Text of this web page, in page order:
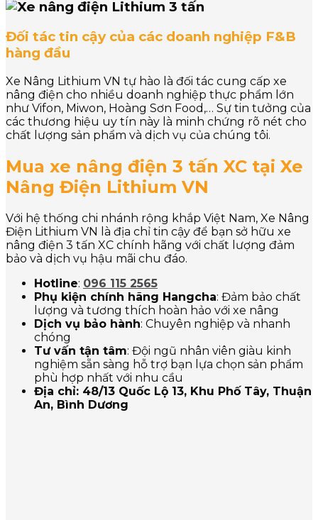
Đối tác tin cậy của các doanh nghiệp F&B
hàng đầu
Xe Nâng Lithium VN tự hào là đối tác cung cấp xe
nâng điện cho nhiều doanh nghiệp thực phẩm lớn
như Vifon, Miwon, Hoàng Sơn Food,… Sự tin tưởng của
các thương hiệu uy tín này là minh chứng rõ nét cho
chất lượng sản phẩm và dịch vụ của chúng tôi.
Mua xe nâng điện 3 tấn XC tại Xe
Nâng Điện Lithium VN
Với hệ thống chi nhánh rộng khắp Việt Nam, Xe Nâng
Điện Lithium VN là địa chỉ tin cậy để bạn sở hữu xe
nâng điện 3 tấn XC chính hãng với chất lượng đảm
bảo và dịch vụ hậu mãi chu đáo.
Hotline: 096 115 2565
Phụ kiện chính hãng Hangcha: Đảm bảo chất
lượng và tương thích hoàn hảo với xe nâng
Dịch vụ bảo hành: Chuyên nghiệp và nhanh
chóng
Tư vấn tận tâm: Đội ngũ nhân viên giàu kinh
nghiệm sẵn sàng hỗ trợ bạn lựa chọn sản phẩm
phù hợp nhất với nhu cầu
Địa chỉ: 48/13 Quốc Lộ 13, Khu Phố Tây, Thuận
An, Bình Dương